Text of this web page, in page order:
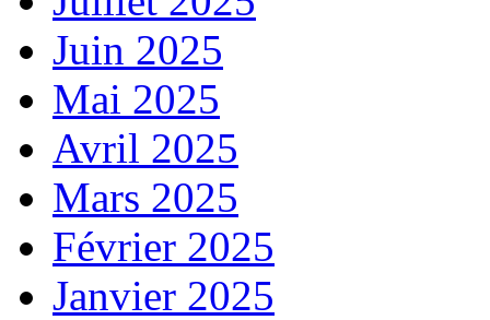
Juin 2025
Mai 2025
Avril 2025
Mars 2025
Février 2025
Janvier 2025